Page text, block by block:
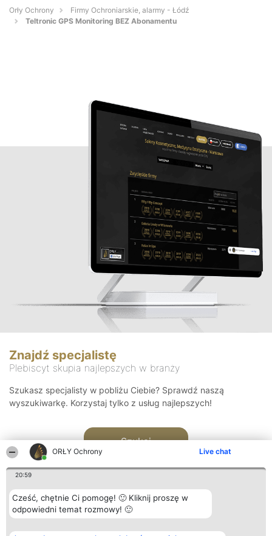
ORŁY Ochrony Live chat
20:59
Cześć, chętnie Ci pomogę! 🙂 Kliknij proszę w
odpowiedni temat rozmowy! 🙂
Orły Ochrony
Firmy Ochroniarskie, alarmy - Łódź
Teltronic GPS Monitoring BEZ Abonamentu
Znajdź specjalistę
Plebiscyt skupia najlepszych w branży
Szukasz specjalisty w pobliżu Ciebie? Sprawdź naszą
wyszukiwarkę. Korzystaj tylko z usług najlepszych!
Szukaj
Organizator plebiscytu Plebiscyt Kontakt